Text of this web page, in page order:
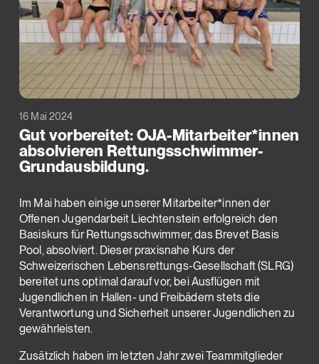
16 Mai 2024
Gut vorbereitet: OJA-Mitarbeiter*innen
absolvieren Rettungsschwimmer-
Grundausbildung.
Im Mai haben einige unserer Mitarbeiter*innen der
Offenen Jugendarbeit Liechtenstein erfolgreich den
Basiskurs für Rettungsschwimmer, das Brevet Basis
Pool, absolviert. Dieser praxisnahe Kurs der
Schweizerischen Lebensrettungs-Gesellschaft (SLRG)
bereitet uns optimal darauf vor, bei Ausflügen mit
Jugendlichen in Hallen- und Freibädern stets die
Verantwortung und Sicherheit unserer Jugendlichen zu
gewährleisten.
Zusätzlich haben im letzten Jahr zwei Teammitglieder